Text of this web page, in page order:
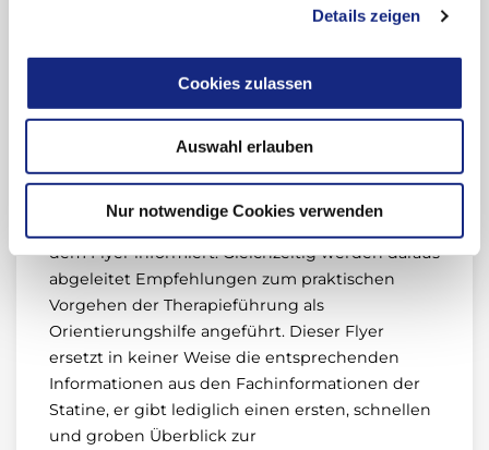
Details zeigen
Cookies zulassen
Auswahl erlauben
Nur notwendige Cookies verwenden
Arzneimitteltherapiesicherheit von Bedeutung.
Nebenwirkungen aufgeklärt sein.
Neben dem unterschiedlichen Metabolismus
der Statine wird bei CYP3A4-Substraten über
wichtige Begleitmedikation mit CYP3A4-
Inhibitoren wie Makrolidantibiotika und Azol-
Antimykotika im Rahmen der Interaktionen auf
dem Flyer informiert. Gleichzeitig werden daraus
abgeleitet Empfehlungen zum praktischen
Vorgehen der Therapieführung als
Orientierungshilfe angeführt. Dieser Flyer
ersetzt in keiner Weise die entsprechenden
Informationen aus den Fachinformationen der
Statine, er gibt lediglich einen ersten, schnellen
und groben Überblick zur